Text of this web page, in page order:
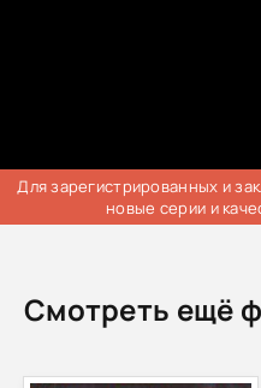
Для зарегистрированных и
новые серии и
Смотреть ещё